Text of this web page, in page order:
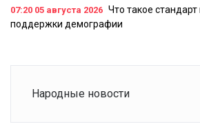
07:20 05 августа 2026 Что такое
поддержки демографии
Народные новости